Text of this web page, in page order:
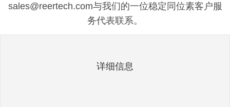
sales@reertech.com与我们的一位稳定同位素客户服
务代表联系。
详细信息